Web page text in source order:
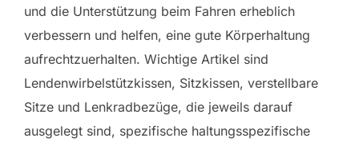
und die Unterstützung beim Fahren erheblich
verbessern und helfen, eine gute Körperhaltung
aufrechtzuerhalten. Wichtige Artikel sind
Lendenwirbelstützkissen, Sitzkissen, verstellbare
Sitze und Lenkradbezüge, die jeweils darauf
ausgelegt sind, spezifische haltungsspezifische